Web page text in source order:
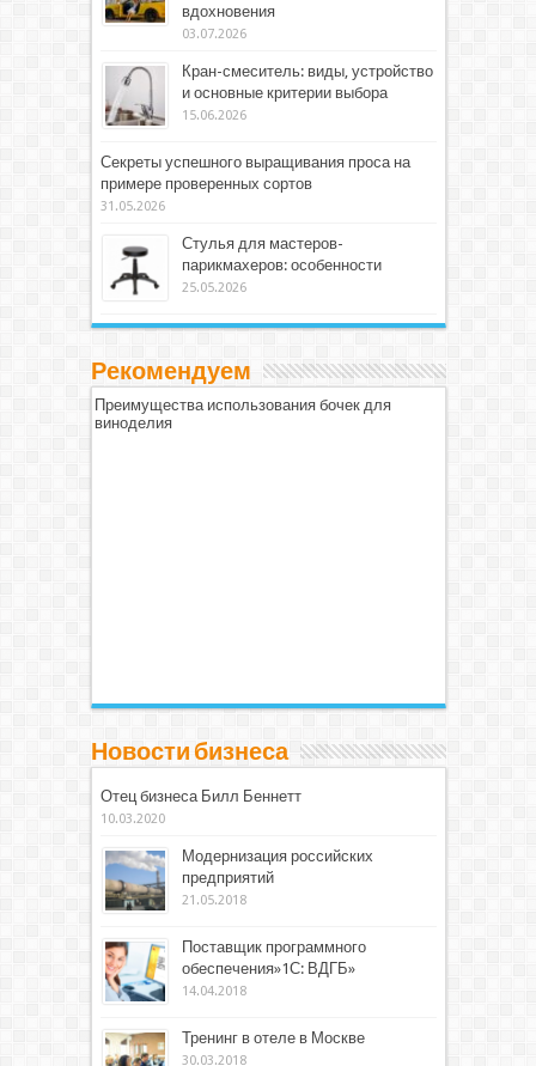
вдохновения
03.07.2026
Кран-смеситель: виды, устройство
и основные критерии выбора
15.06.2026
Секреты успешного выращивания проса на
примере проверенных сортов
31.05.2026
Стулья для мастеров-
парикмахеров: особенности
25.05.2026
Рекомендуем
Преимущества использования бочек для
виноделия
Новости бизнеса
Отец бизнеса Билл Беннетт
10.03.2020
Модернизация российских
предприятий
21.05.2018
Поставщик программного
обеспечения»1С: ВДГБ»
14.04.2018
Тренинг в отеле в Москве
30.03.2018